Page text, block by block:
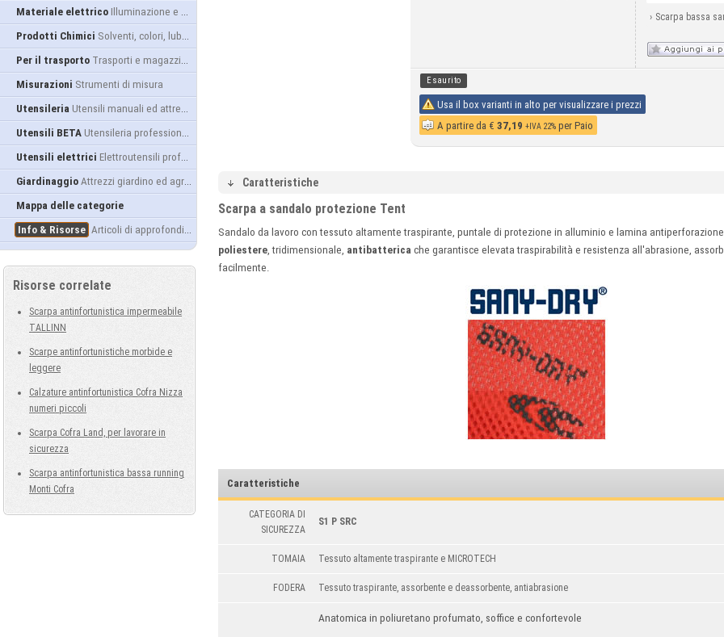
Materiale elettrico Illuminazione e alimentazione
Prodotti Chimici Solventi, colori, lubrificanti...
Per il trasporto Trasporti e magazzino
Misurazioni Strumenti di misura
Utensileria Utensili manuali ed attrezzature
Utensili BETA Utensileria professionale
Utensili elettrici Elettroutensili professionali
Giardinaggio Attrezzi giardino ed agricoltura
Mappa delle categorie
Info & Risorse Articoli di approfondimento
Risorse correlate
Scarpa antinfortunistica impermeabile
TALLINN
Scarpe antinfortunistiche morbide e
leggere
Calzature antinfortunistica Cofra Nizza
numeri piccoli
Scarpa Cofra Land, per lavorare in
sicurezza
Scarpa antinfortunistica bassa running
Monti Cofra
› Scarpa bassa
Esaurito
Usa il box varianti in alto per visualizzare i prezzi
A partire da € 37,19 +IVA 22% per Paio
Caratteristiche
Scarpa a sandalo protezione Tent
Sandalo da lavoro con tessuto altamente traspirante, puntale di protezione in alluminio e lamina
poliestere, tridimensionale, antibatterica che garantisce elevata traspirabilità e resistenza all'abrasione,
facilmente.
Caratteristiche
CATEGORIA DI
SICUREZZA
S1 P SRC
TOMAIA Tessuto altamente traspirante e MICROTECH
FODERA Tessuto traspirante, assorbente e deassorbente, antiabrasione
Anatomica in poliuretano profumato, soffice e confortevole